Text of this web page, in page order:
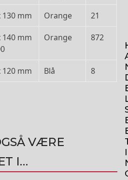
130 mm Orange 21
140 mm
Orange 872
120 mm Blå 8
VÆRE
I…
I